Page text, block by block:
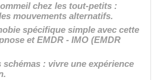
chez les tout-petits :
mouvements alternatifs.
spécifique simple avec cette
et EMDR - IMO (EMDR
: vivre une expérience